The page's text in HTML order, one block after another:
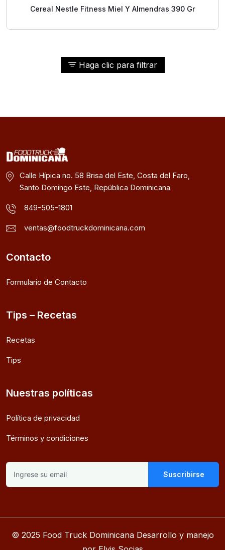
Haga clic para filtrar
Cereal Nestle Fitness Miel Y Almendras 390 Gr
Calle Hípica no. 58 Brisa del Este, Costa del Faro,
Santo Domingo Este, República Dominicana
849-505-1801
ventas@foodtruckdominicana.com
Contacto
Formulario de Contacto
Tips – Recetas
Recetas
Tips
Nuestras políticas
Política de privacidad
Términos y condiciones
Suscribirse
© 2025 Food Truck Dominicana Desarrollo y manejo